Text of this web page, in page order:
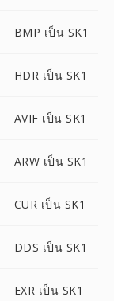
BMP เป็น SK1
HDR เป็น SK1
AVIF เป็น SK1
ARW เป็น SK1
CUR เป็น SK1
DDS เป็น SK1
EXR เป็น SK1